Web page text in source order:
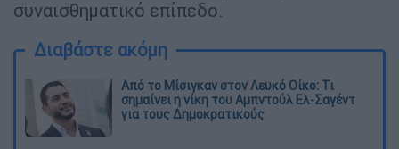
συναισθηματικό επίπεδο.
Διαβάστε ακόμη
Από το Μίσιγκαν στον Λευκό Οίκο: Τι
σημαίνει η νίκη του Αμπντούλ Ελ-Σαγέντ
για τους Δημοκρατικούς